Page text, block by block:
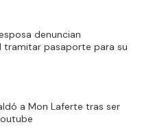
denuncian
tramitar pasaporte para su
a Mon Laferte tras ser